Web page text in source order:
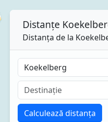
Distanțe
Distanța de la
Calculează distanța